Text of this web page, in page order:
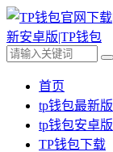
首页
tp钱包最新版
tp钱包安卓版
TP钱包下载